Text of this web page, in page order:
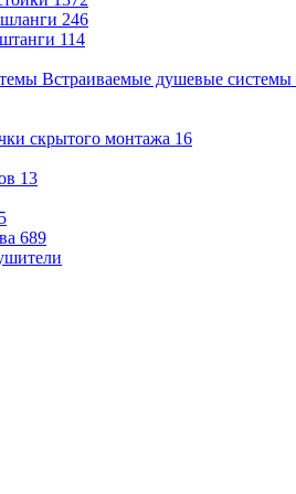
246
114
Встраиваемые душевые системы
скрытого монтажа 16
13
689